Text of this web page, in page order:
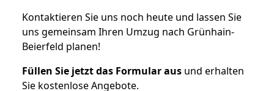
Kontaktieren Sie uns noch heute und lassen Sie
uns gemeinsam Ihren Umzug nach Grünhain-
Beierfeld planen!
Füllen Sie jetzt das Formular aus und erhalten
Sie kostenlose Angebote.